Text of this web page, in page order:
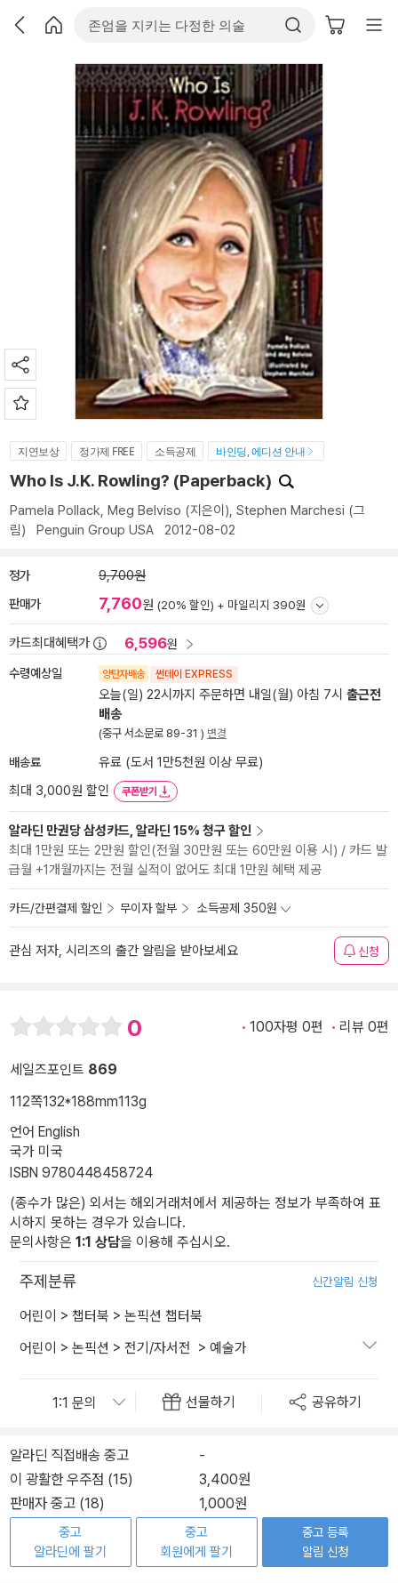
지연보상 정가제 FREE 소득공제 바인딩, 에디션 안내
Who Is J.K. Rowling? (Paperback)
Pamela Pollack, Meg Belviso (지은이), Stephen Marchesi (그
림) Penguin Group USA 2012-08-02
정가 9,700원
판매가 7,760원 (20% 할인) + 마일리지 390원
카드최대혜택가 6,596원
수령예상일 양탄자배송 썬데이 EXPRESS
오늘(일) 22시까지 주문하면 내일(월) 아침 7시 출근전
배송
(중구 서소문로 89-31 ) 변경
배송료
유료 (도서 1만5천원 이상 무료)
최대 3,000원 할인
쿠폰받기
알라딘 만권당 삼성카드, 알라딘 15% 청구 할인
최대 1만원 또는 2만원 할인(전월 30만원 또는 60만원 이용 시) / 카드 발
급월 +1개월까지는 전월 실적이 없어도 최대 1만원 혜택 제공
카드/간편결제 할인 무이자 할부 소득공제 350원
관심 저자, 시리즈의 출간 알림을 받아보세요 신청
0 100자평 0편 리뷰 0편
세일즈포인트 869
112쪽132*188mm113g
언어 English
국가 미국
ISBN 9780448458724
(종수가 많은) 외서는 해외거래처에서 제공하는 정보가 부족하여 표
시하지 못하는 경우가 있습니다.
문의사항은 1:1 상담을 이용해 주십시오.
주제분류 신간알림 신청
어린이 > 챕터북 > 논픽션 챕터북
어린이 > 논픽션 > 전기/자서전 > 예술가
선물하기 공유하기
알라딘 직접배송 중고
-
이 광활한 우주점 (15)
3,400원
판매자 중고 (18)
1,000원
중고
알라딘에 팔기
중고
회원에게 팔기
중고 등록
알림 신청